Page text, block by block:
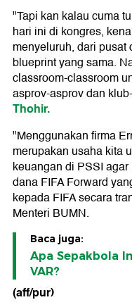
"Tapi kan kalau cuma
hari ini di kongres,
menyeluruh, dari
blueprint yang sama.
classroom-classroom
asprov-asprov dan
Thohir.
"Menggunakan firma
merupakan usaha kita
keuangan di PSSI
dana FIFA Forward
kepada FIFA secara
Menteri BUMN.
Baca juga:
Apa Sepakbola
VAR?
(aff/pur)